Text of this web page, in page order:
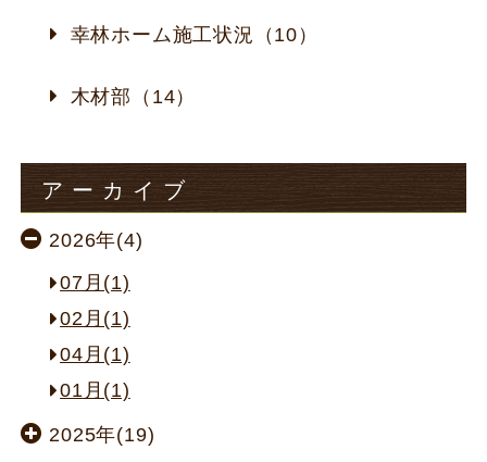
幸林ホーム施工状況（10）
木材部（14）
アーカイブ
2026年(4)
07月(1)
02月(1)
04月(1)
01月(1)
2025年(19)